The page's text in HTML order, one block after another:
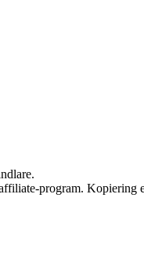
program. Kopiering